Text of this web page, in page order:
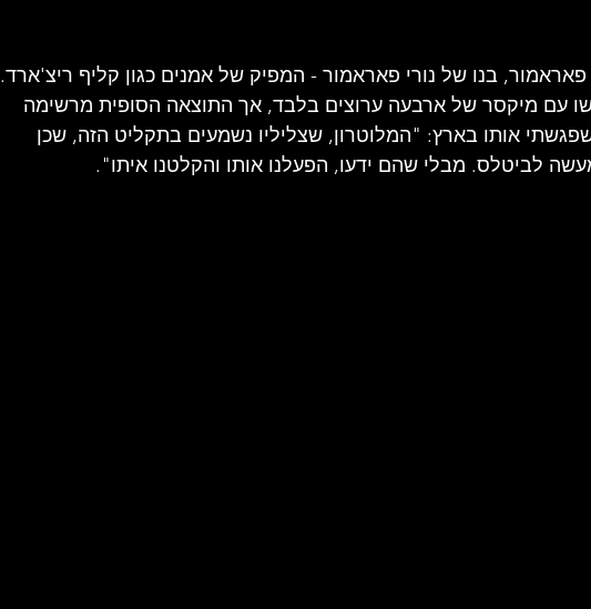
פאראמור, בנו של נורי פאראמור - המפיק של אמנים כגון קליף ריצ'ארד.
עם מיקסר של ארבעה ערוצים בלבד, אך התוצאה הסופית מרשימה
אותו בארץ: "המלוטרון, שצליליו נשמעים בתקליט הזה, שכן
לביטלס. מבלי שהם ידעו, הפעלנו אותו והקלטנו איתו".